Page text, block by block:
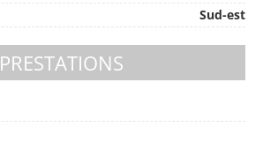
Sud-est
PRESTATIONS